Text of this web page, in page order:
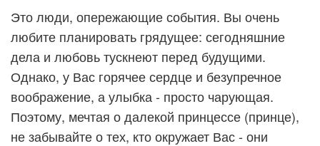
Это люди, опережающие события. Вы очень
любите планировать грядущее: сегодняшние
дела и любовь тускнеют перед будущими.
Однако, у Вас горячее сердце и безупречное
воображение, а улыбка - просто чарующая.
Поэтому, мечтая о далекой принцессе (принце),
не забывайте о тех, кто окружает Вас - они